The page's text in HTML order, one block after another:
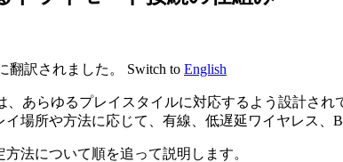
翻訳されました。 Switch to English
は、あらゆるプレイスタイルに対応するよう設計
場所や方法に応じて、有線、低遅延ワイヤレス、
法について順を追って説明します。